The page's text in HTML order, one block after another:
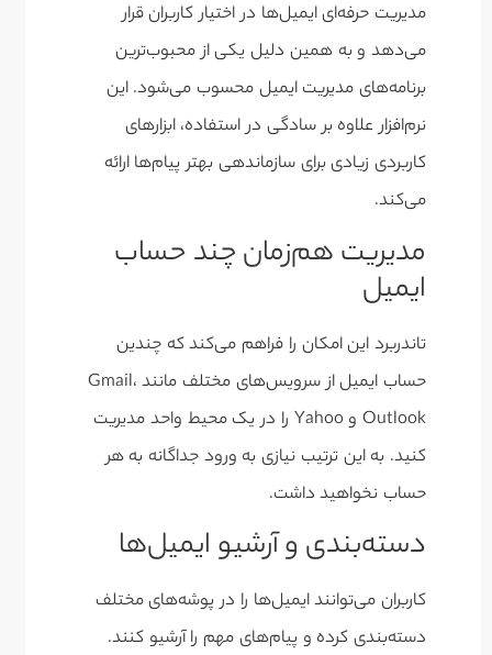
مدیریت حرفه‌ای ایمیل‌ها در اختیار کاربران قرار
می‌دهد و به همین دلیل یکی از محبوب‌ترین
برنامه‌های مدیریت ایمیل محسوب می‌شود. این
نرم‌افزار علاوه بر سادگی در استفاده، ابزارهای
کاربردی زیادی برای سازماندهی بهتر پیام‌ها ارائه
می‌کند.
مدیریت هم‌زمان چند حساب
ایمیل
تاندربرد این امکان را فراهم می‌کند که چندین
حساب ایمیل از سرویس‌های مختلف مانند Gmail،
Outlook و Yahoo را در یک محیط واحد مدیریت
کنید. به این ترتیب نیازی به ورود جداگانه به هر
حساب نخواهید داشت.
دسته‌بندی و آرشیو ایمیل‌ها
کاربران می‌توانند ایمیل‌ها را در پوشه‌های مختلف
دسته‌بندی کرده و پیام‌های مهم را آرشیو کنند.